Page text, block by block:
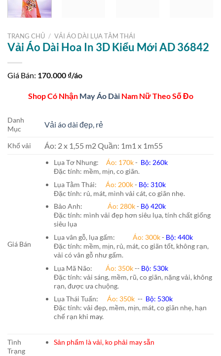
TRANG CHỦ / VẢI ÁO DÀI LỤA TẰM THÁI
Vải Áo Dài Hoa In 3D Kiểu Mới AD 36842
Giá Bán: 170.000 ₫/áo
Shop Có Nhận May Áo DàiNam Nữ Theo Số Đo
Danh
Mục
Vải áo dài đẹp, rẻ
Khổ vải Áo: 2 x 1,55 m2 Quần: 1m1 x 1m55
Giá Bán
Lụa Tơ Nhung: Áo: 170k- Bộ: 260k
Đặc tính: mềm, mịn, co giãn.
Lụa Tằm Thái: Áo: 200k- Bộ: 310k
Đặc tính: rủ, mát, mình vải cát, co giãn nhẹ.
Bảo Anh: Áo: 280k- Bộ 420k
Đặc tính: mình vải đẹp hơn siêu lụa, tính chất giống
siêu lụa
Lụa vân gỗ, lụa gấm: Áo: 300k- Bộ: 440k
Đặc tính: mềm, mịn, rủ, mát, co giãn tốt, không rạn,
vải có vân gỗ như gấm.
Lụa Mã Não: Áo: 350k-- Bộ: 530k
Đặc tính: vải sáng, mềm, rũ, co giãn, nặng vải, không
rạn, được ưa chuộng.
Lụa Thái Tuấn: Áo: 350k-- Bộ: 530k
Đặc tính: vải đẹp, mềm, mịn, mát, co giãn nhẹ, hạn
chế rạn khi may.
Tình
Trạng
Sản phẩm là vải, ko phải may sẵn